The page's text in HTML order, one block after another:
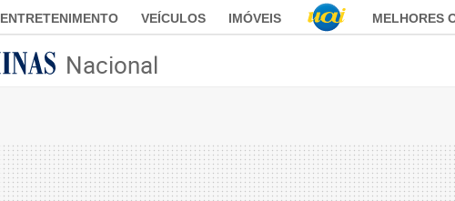
ENTRETENIMENTO VEÍCULOS IMÓVEIS MELHORES
Nacional